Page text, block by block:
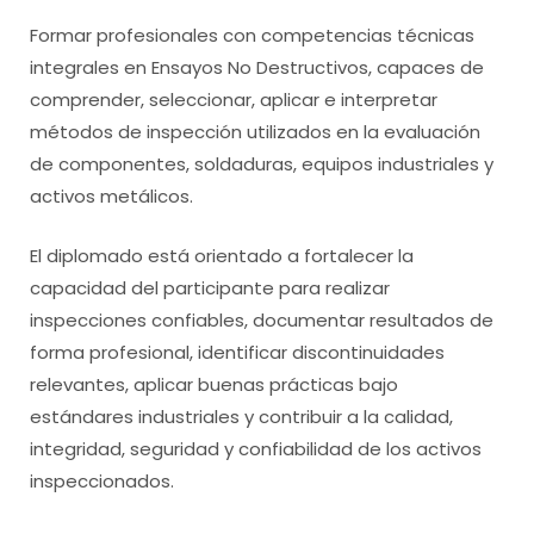
Formar profesionales con competencias técnicas
integrales en Ensayos No Destructivos, capaces de
comprender, seleccionar, aplicar e interpretar
métodos de inspección utilizados en la evaluación
de componentes, soldaduras, equipos industriales y
activos metálicos.
El diplomado está orientado a fortalecer la
capacidad del participante para realizar
inspecciones confiables, documentar resultados de
forma profesional, identificar discontinuidades
relevantes, aplicar buenas prácticas bajo
estándares industriales y contribuir a la calidad,
integridad, seguridad y confiabilidad de los activos
inspeccionados.